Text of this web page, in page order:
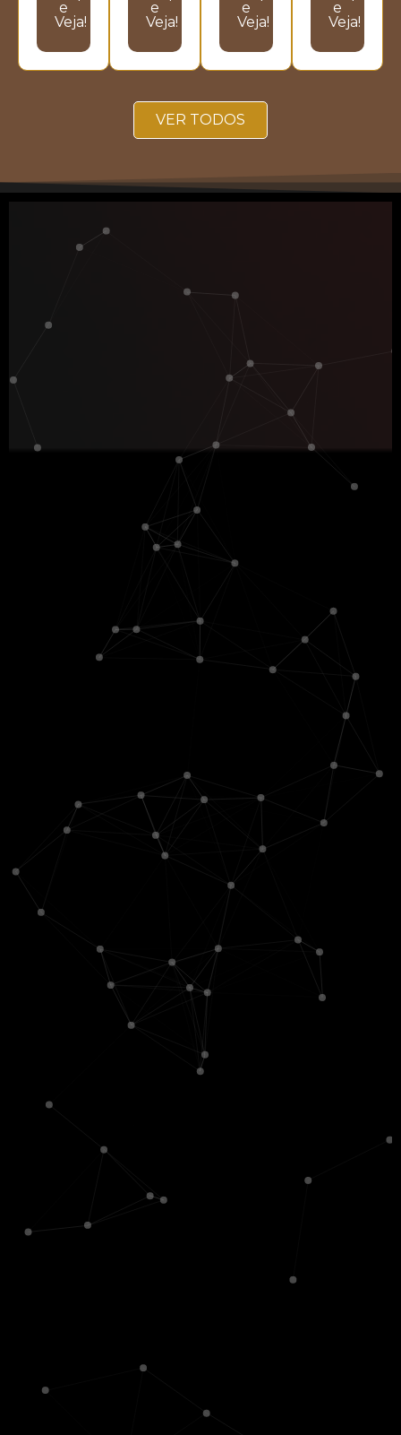
e
Veja!
e
Veja!
e
Veja!
e
Veja!
VER TODOS